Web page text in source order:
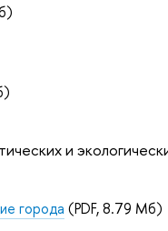
и
города (PDF, 8.79 Мб)